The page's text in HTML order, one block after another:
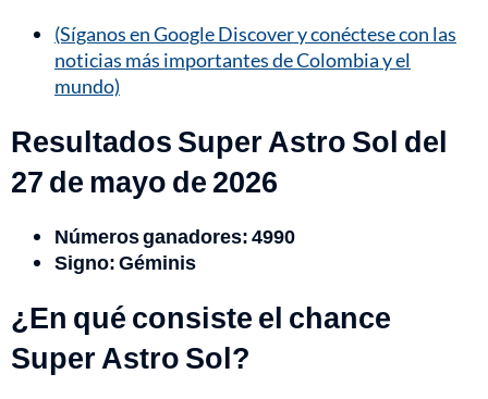
(Síganos en Google Discover y conéctese con las
noticias más importantes de Colombia y el
mundo)
Resultados Super Astro Sol del
27 de mayo de 2026
Números ganadores: 4990
Signo: Géminis
¿En qué consiste el chance
Super Astro Sol?